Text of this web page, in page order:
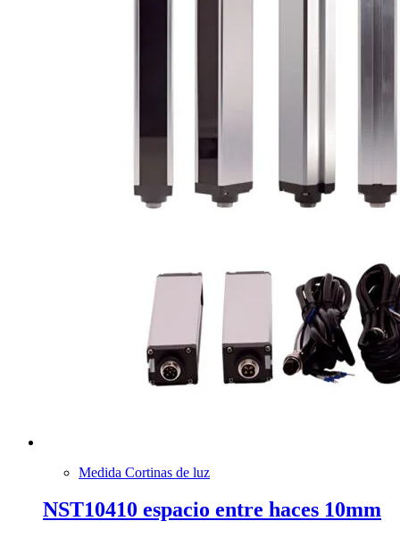
Medida Cortinas de luz
NST10410 espacio entre haces 10mm